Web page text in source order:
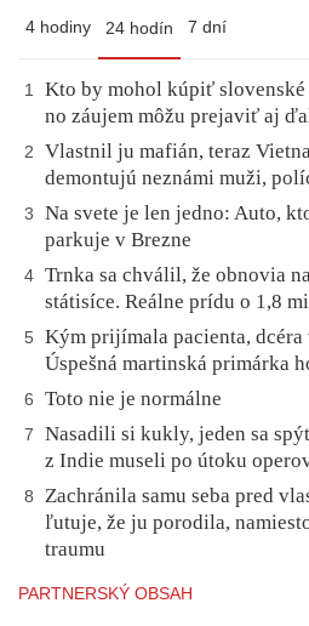
4 hodiny 24 hodín 7 dní
1
Kto by mohol kúpiť slovenské
no záujem môžu prejaviť aj
2
Vlastnil ju mafián, teraz
demontujú neznámi muži,
3
Na svete je len jedno: Auto,
parkuje v Brezne
4 Trnka sa chválil, že obnovia
státisíce. Reálne prídu o 1,8
5
Kým prijímala pacienta,
Úspešná martinská primárka
6 Toto nie je normálne
7
Nasadili si kukly, jeden sa
z Indie museli po útoku
8
Zachránila samu seba pred
ľutuje, že ju porodila,
traumu
PARTNERSKÝ OBSAH